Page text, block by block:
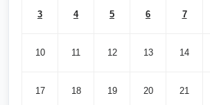
3 4 5 6 7
10 11 12 13 14
17 18 19 20 21